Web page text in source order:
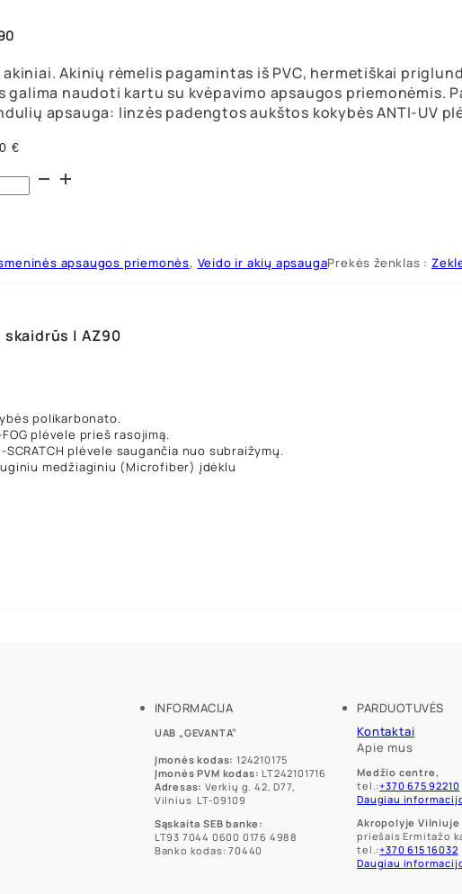
Akinių rėmelis pagamintas iš PVC, hermetiškai
galima naudoti kartu su kvėpavimo apsaugos
apsauga: linzės padengtos aukštos kokybės ANTI-UV
€
apsaugos priemonės, Veido ir akių apsaugaPrekės ženklas :
| AZ90
polikarbonato.
plėvele prieš rasojimą.
plėvele saugančia nuo subraižymų.
medžiaginiu (Microfiber) įdėklu
INFORMACIJA
UAB „GEVANTA”
Įmonės kodas: 124210175
Įmonės PVM kodas: LT242101716
Adresas: Verkių g. 42, D77,
Vilnius LT-09109
Sąskaita SEB banke:
LT93 7044 0600 0176 4988
Banko kodas: 70440
PARDUOTUVĖS
Kontaktai
Apie mus
Medžio centre,
tel.:+370 675 92210
Daugiau
Akropolyje Vilniuje
priešais Ermitažo
tel.:+370 615 16032
Daugiau